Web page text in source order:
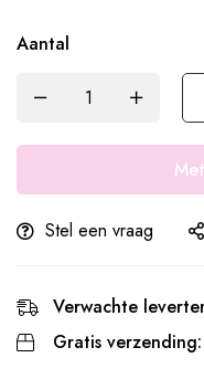
Aantal
Stel een vraag
Verwachte
Gratis verzending: